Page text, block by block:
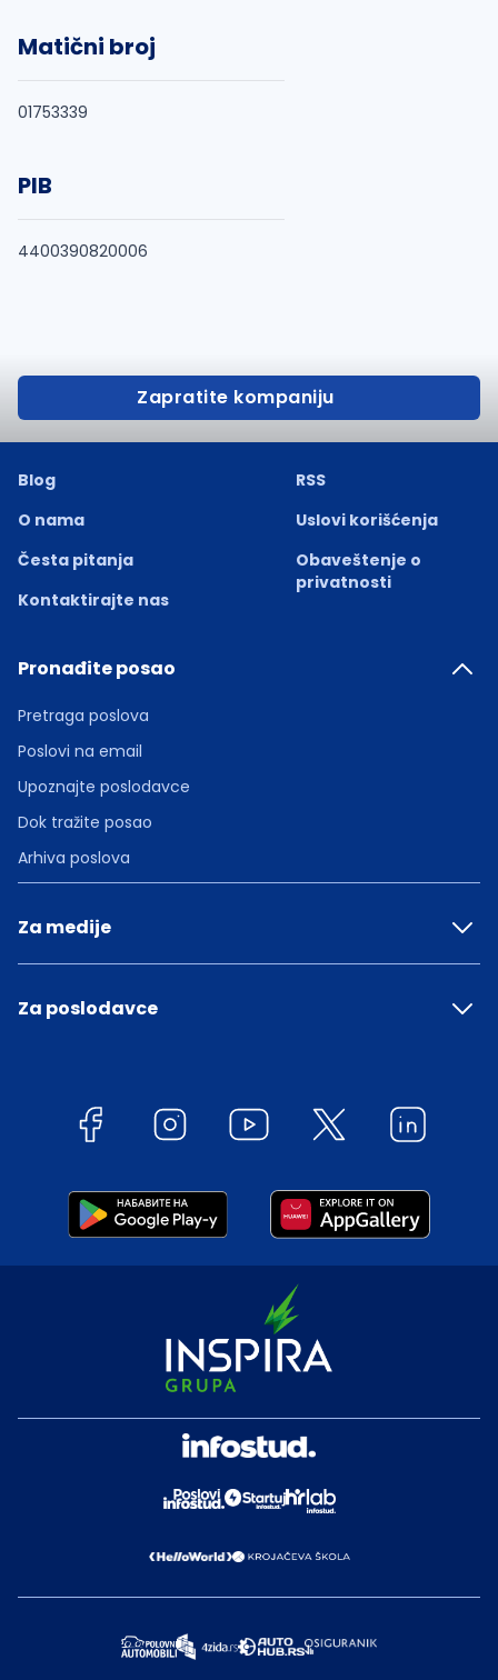
Matični broj
01753339
PIB
4400390820006
Zapratite kompaniju
Blog
O nama
Česta pitanja
Kontaktirajte nas
RSS
Uslovi korišćenja
Obaveštenje o
privatnosti
Pronađite posao
Pretraga poslova
Poslovi na email
Upoznajte poslodavce
Dok tražite posao
Arhiva poslova
Za medije
Za poslodavce